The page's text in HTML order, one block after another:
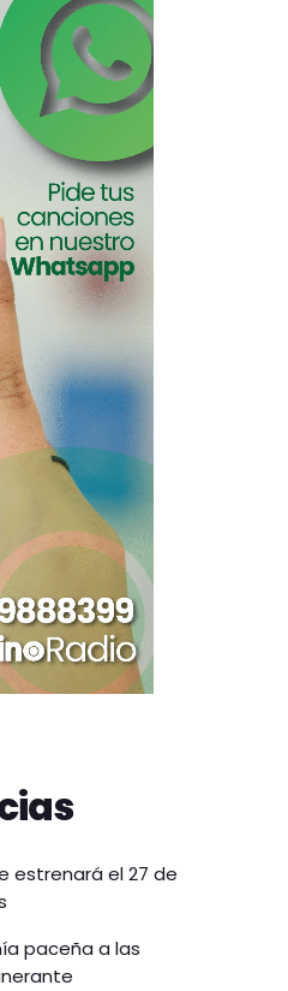
estrenará el 27 de
paceña a las